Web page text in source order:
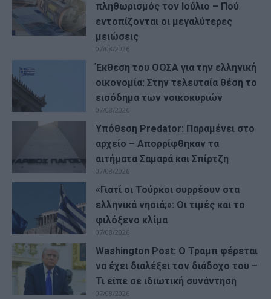
πληθωρισμός τον Ιούλιο – Πού
εντοπίζονται οι μεγαλύτερες
μειώσεις
07/08/2026
Έκθεση του ΟΟΣΑ για την ελληνική
οικονομία: Στην τελευταία θέση το
εισόδημα των νοικοκυριών
07/08/2026
Υπόθεση Predator: Παραμένει στο
αρχείο – Απορρίφθηκαν τα
αιτήματα Σαμαρά και Σπίρτζη
07/08/2026
«Γιατί οι Τούρκοι συρρέουν στα
ελληνικά νησιά;»: Οι τιμές και το
φιλόξενο κλίμα
07/08/2026
Washington Post: Ο Τραμπ φέρεται
να έχει διαλέξει τον διάδοχο του –
Τι είπε σε ιδιωτική συνάντηση
07/08/2026